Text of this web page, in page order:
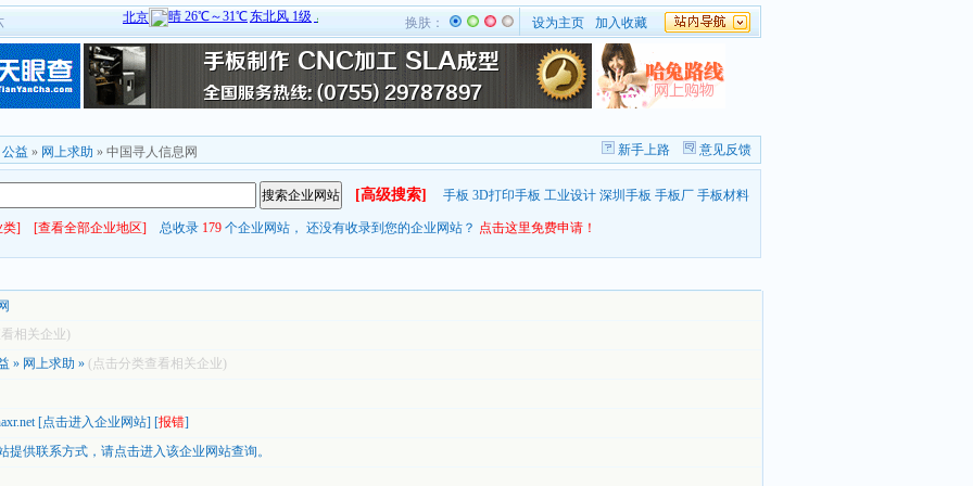
换肤： 设为主页 加入收藏
公益 » 网上求助 » 中国寻人信息网 新手上路 意见反馈
[高级搜索] 手板 3D打印手板 工业设计 深圳手板 手板厂 手板材料
类] [查看全部企业地区] 总收录 179 个企业网站， 还没有收录到您的企业网站？ 点击这里免费申请！
相关企业)
» 网上求助 » (点击分类查看相关企业)
[点击进入企业网站] [报错]
提供联系方式， 请点击进入该企业网站查询。